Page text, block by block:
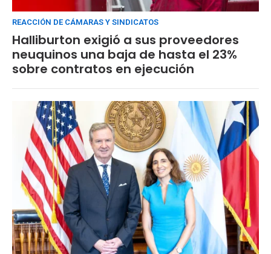
REACCIÓN DE CÁMARAS Y SINDICATOS
Halliburton exigió a sus proveedores
neuquinos una baja de hasta el 23%
sobre contratos en ejecución